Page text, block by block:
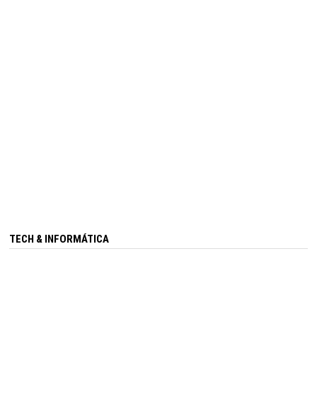
TECH & INFORMÁTICA